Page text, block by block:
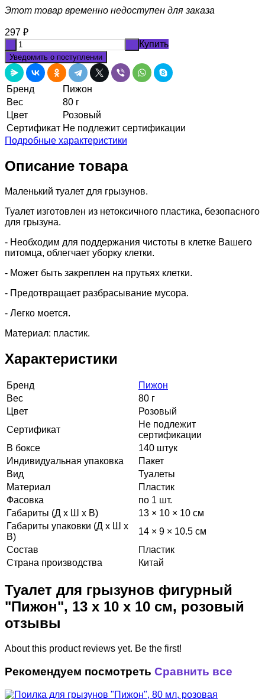
Этот товар временно недоступен для заказа
297 ₽
Купить
Уведомить о поступлении
Бренд
Пижон
Вес
80 г
Цвет
Розовый
Сертификат Не подлежит сертификации
Подробные характеристики
Описание товара
Маленький туалет для грызунов.
Туалет изготовлен из нетоксичного пластика, безопасного
для грызуна.
- Необходим для поддержания чистоты в клетке Вашего
питомца, облегчает уборку клетки.
- Может быть закреплен на прутьях клетки.
- Предотвращает разбрасывание мусора.
- Легко моется.
Материал: пластик.
Характеристики
Бренд
Пижон
Вес
80 г
Цвет
Розовый
Сертификат
Не подлежит
сертификации
В боксе
140 штук
Индивидуальная упаковка
Пакет
Вид
Туалеты
Материал
Пластик
Фасовка
по 1 шт.
Габариты (Д х Ш х В)
13 × 10 × 10 см
Габариты упаковки (Д х Ш х
В)
14 × 9 × 10.5 см
Состав
Пластик
Страна производства
Китай
Туалет для грызунов фигурный
"Пижон", 13 х 10 х 10 см, розовый
отзывы
About this product reviews yet. Be the first!
Рекомендуем посмотреть Сравнить все